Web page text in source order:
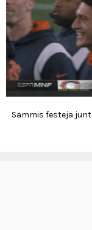
Sammis festeja